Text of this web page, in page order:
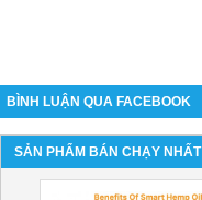
BÌNH LUẬN QUA FACEBOOK
SẢN PHẨM BÁN CHẠY NHẤT